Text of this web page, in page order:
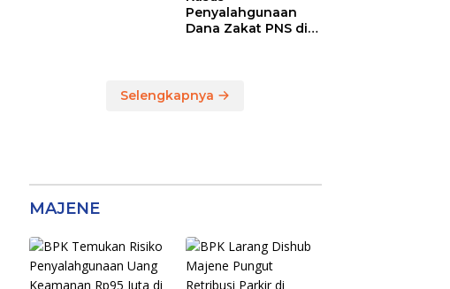
Penyalahgunaan
Dana Zakat PNS di
Majene, Siapa
Selengkapnya
MAJENE